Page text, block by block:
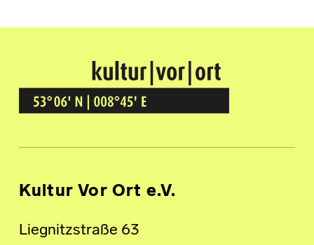
Kultur Vor Ort
BREMEN GRÖPELINGEN
Kultur Vor Ort e.V.
Liegnitzstraße 63